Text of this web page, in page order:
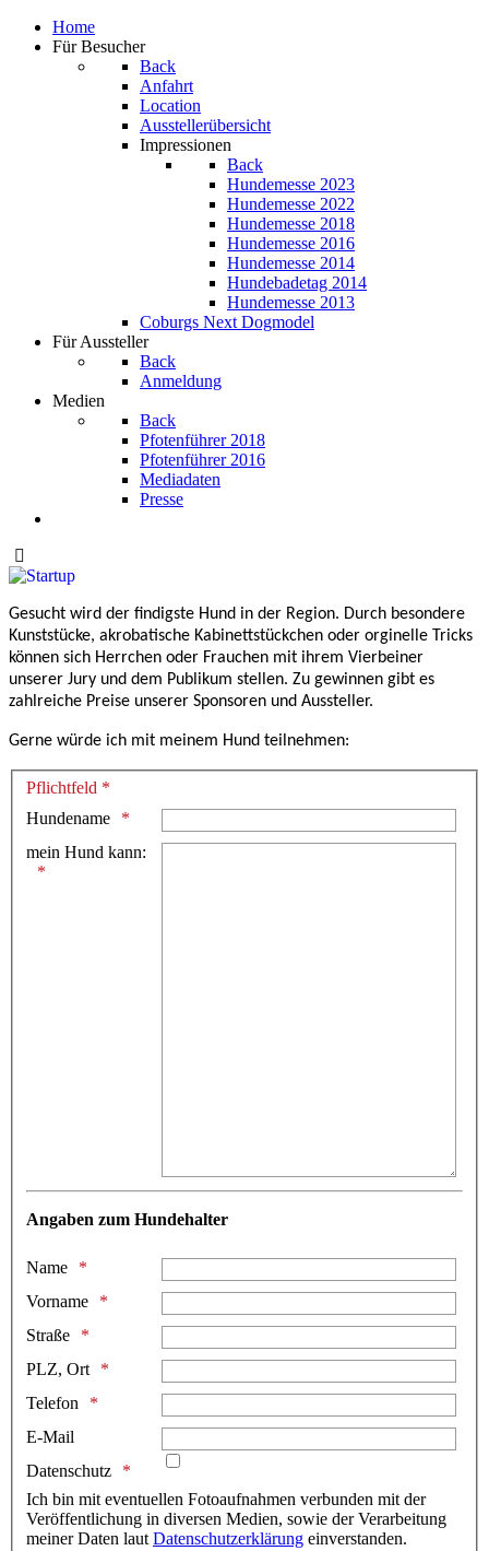
Home
Für Besucher
Back
Anfahrt
Location
Ausstellerübersicht
Impressionen
Back
Hundemesse 2023
Hundemesse 2022
Hundemesse 2018
Hundemesse 2016
Hundemesse 2014
Hundebadetag 2014
Hundemesse 2013
Coburgs Next Dogmodel
Für Aussteller
Back
Anmeldung
Medien
Back
Pfotenführer 2018
Pfotenführer 2016
Mediadaten
Presse
Gesucht wird der findigste Hund in der Region. Durch besondere
Kunststücke, akrobatische Kabinettstückchen oder orginelle Tricks
können sich Herrchen oder Frauchen mit ihrem Vierbeiner
unserer Jury und dem Publikum stellen. Zu gewinnen gibt es
zahlreiche Preise unserer Sponsoren und Aussteller.
Gerne würde ich mit meinem Hund teilnehmen:
Pflichtfeld *
Hundename
mein Hund kann:
Angaben zum Hundehalter
Name
Vorname
Straße
PLZ, Ort
Telefon
E-Mail
Datenschutz
Ich bin mit eventuellen Fotoaufnahmen verbunden mit der
Veröffentlichung in diversen Medien, sowie der Verarbeitung
meiner Daten laut Datenschutzerklärung einverstanden.